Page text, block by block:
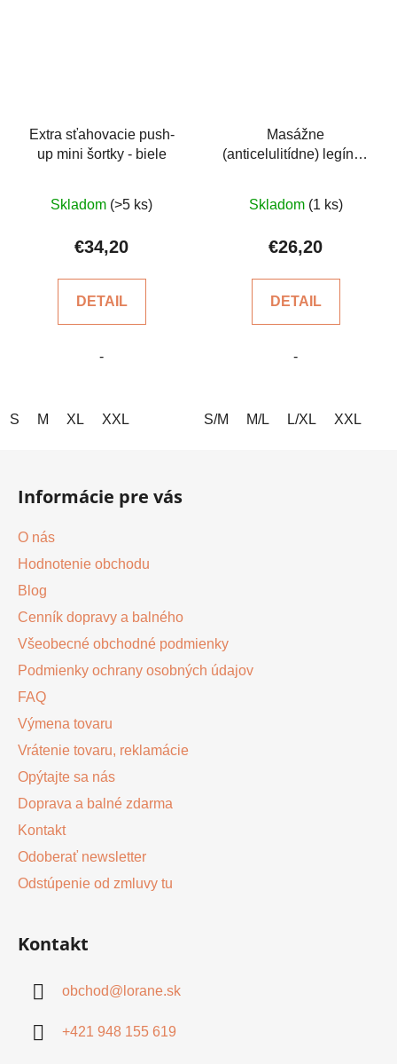
Extra sťahovacie push-
up mini šortky - biele
hodnotenie
produktu
z
hviezdičiek.
Skladom (>5 ks)
€34,20
DETAIL
-
S M XL XXL
Masážne
(anticelulitídne) legíny -
hodnotenie
produktu
z
hviezdičiek.
Skladom (1 ks)
€26,20
DETAIL
-
S/M M/L L/XL XXL
Informácie pre vás
O nás
Hodnotenie obchodu
Blog
Cenník dopravy a balného
Všeobecné obchodné podmienky
Podmienky ochrany osobných údajov
FAQ
Výmena tovaru
Vrátenie tovaru, reklamácie
Opýtajte sa nás
Doprava a balné zdarma
Kontakt
Odoberať newsletter
Odstúpenie od zmluvy tu
Kontakt
obchod@ lorane.sk
+421 948 155 619